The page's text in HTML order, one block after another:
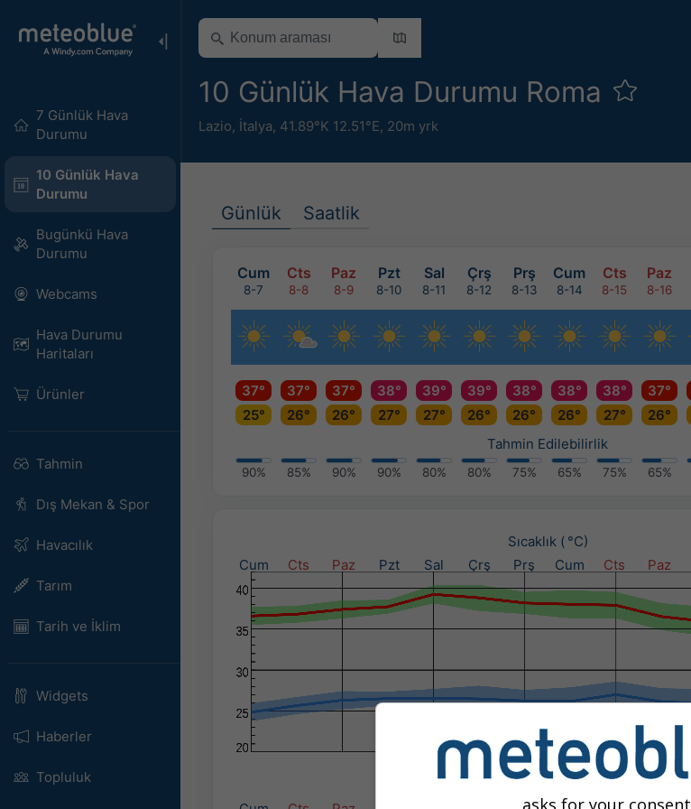
7 Günlük Hava
Durumu
10 Günlük Hava
Durumu
Bugünkü Hava
Durumu
Webcams
Hava Durumu
Haritaları​
Ürünler
Tahmin
Dış Mekan & Spor
Havacılık
Tarım
Tarih ve İklim
Widgets
Haberler
Topluluk
10 Günlük Hava Durumu Roma
Lazio, İtalya, 41.89°K 12.51°E, 20m yrk
Günlük Saatlik
Cum Cts Paz Pzt Sal Çrş Prş Cum Cts Paz
8-7 8-8 8-9 8-10 8-11 8-12 8-13 8-14 8-15 8-16
37° 37° 37° 38° 39° 39° 38° 38° 38° 37°
25°
26° 26° 27° 27° 26° 26° 26° 27° 26°
Tahmin Edilebilirlik
90% 85% 90% 90% 80% 80% 75% 65% 75% 65%
Sıcaklık ( °C)
Cum
Cts Paz Pzt Sal Çrş Prş Cum Cts Paz
Yağış (mm) / Yağış olasılığı (%)
asks for your consent